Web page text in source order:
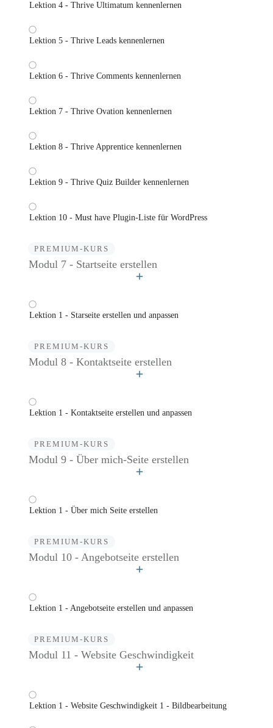
Lektion 4 - Thrive Ultimatum kennenlernen
Lektion 5 - Thrive Leads kennenlernen
Lektion 6 - Thrive Comments kennenlernen
Lektion 7 - Thrive Ovation kennenlernen
Lektion 8 - Thrive Apprentice kennenlernen
Lektion 9 - Thrive Quiz Builder kennenlernen
Lektion 10 - Must have Plugin-Liste für WordPress
PREMIUM-KURS
Modul 7 - Startseite erstellen
Lektion 1 - Starseite erstellen und anpassen
PREMIUM-KURS
Modul 8 - Kontaktseite erstellen
Lektion 1 - Kontaktseite erstellen und anpassen
PREMIUM-KURS
Modul 9 - Über mich-Seite erstellen
Lektion 1 - Über mich Seite erstellen
PREMIUM-KURS
Modul 10 - Angebotseite erstellen
Lektion 1 - Angebotseite erstellen und anpassen
PREMIUM-KURS
Modul 11 - Website Geschwindigkeit
Lektion 1 - Website Geschwindigkeit 1 - Bildbearbeitung